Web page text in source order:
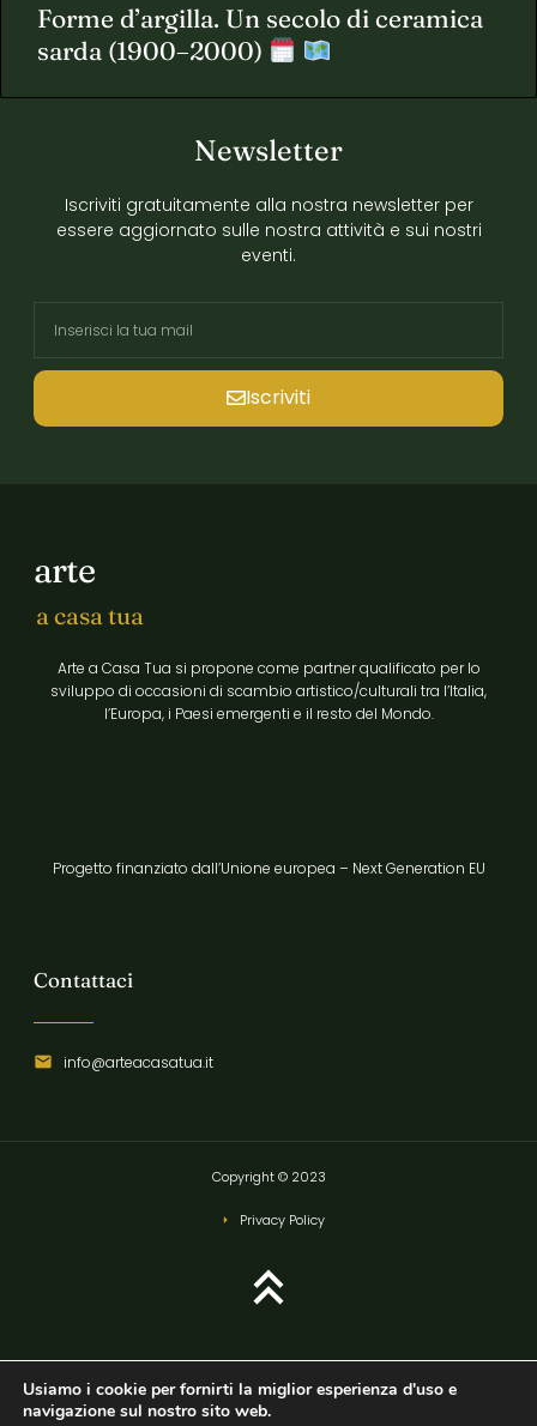
Forme d’argilla. Un secolo di ceramica
sarda (1900–2000)
Newsletter
Iscriviti gratuitamente alla nostra newsletter per
essere aggiornato sulle nostra attività e sui nostri
eventi.
Iscriviti
arte
a casa tua
Arte a Casa Tua si propone come partner qualificato per lo
sviluppo di occasioni di scambio artistico/culturali tra l’Italia,
l’Europa, i Paesi emergenti e il resto del Mondo.
Progetto finanziato dall’Unione europea – Next Generation EU
Contattaci
info@arteacasatua.it
Copyright © 2023
Privacy Policy
Usiamo i cookie per fornirti la miglior esperienza d'uso e
navigazione sul nostro sito web.